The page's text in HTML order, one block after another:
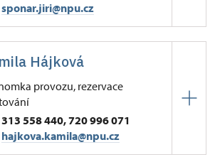
sponar.jiri@npu.cz
47
Hájková
provozu, rezervace
313 558 440, 720 996 071
hajkova.kamila@npu.cz